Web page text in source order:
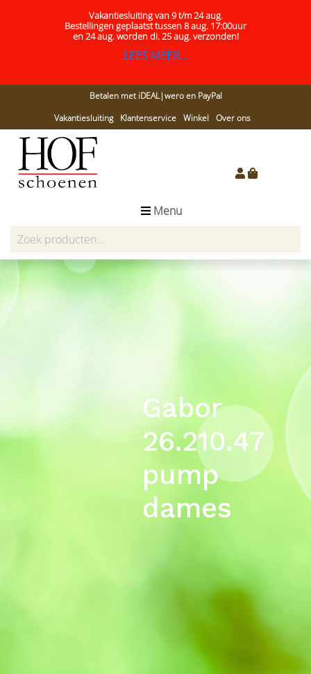
Vakantiesluiting van 9 t/m 24 aug.
Bestellingen geplaatst tussen 8 aug. 17:00uur
en 24 aug.worden di. 25 aug. verzonden!
LEES MEER...
Betalen met iDEAL|wero en PayPal
Vakantiesluiting
Klantenservice Winkel Over ons
Menu
Gabor
26.210.47
pump
dames